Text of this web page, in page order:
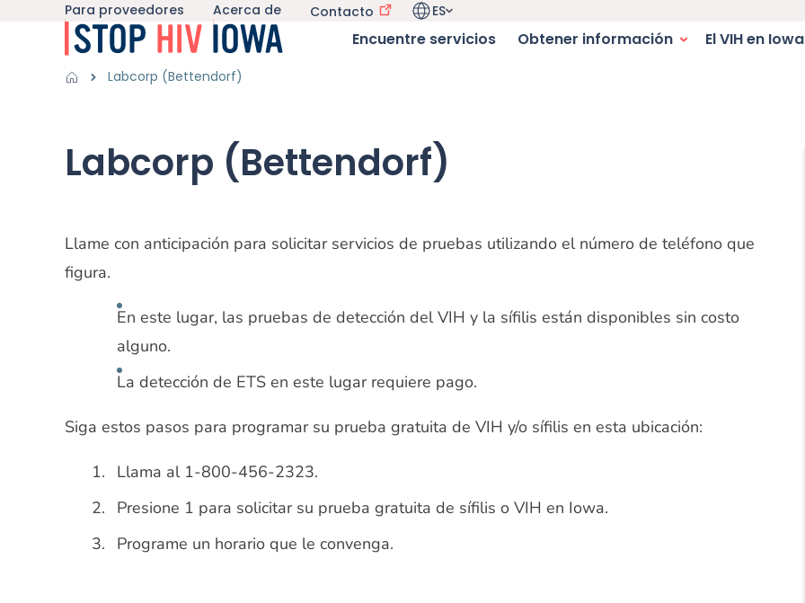
Saltar al contenido principal
Utility navigation
Para proveedores Acerca de Contacto Selector de idioma. Idioma actual:
ES
Main navigation
Encuentre servicios Obtener información
Obtener información sub-navegación El VIH en Iowa
El VIH en Iowa sub-navegación
BreadcrumbsLabcorp (Bettendorf)
Labcorp (Bettendorf)
Llame con anticipación para solicitar servicios de pruebas utilizando el número de teléfono que
figura.
En este lugar, las pruebas de detección del VIH y la sífilis están disponibles sin costo
alguno.
La detección de ETS en este lugar requiere pago.
Siga estos pasos para programar su prueba gratuita de VIH y/o sífilis en esta ubicación:
Llama al 1-800-456-2323.
Presione 1 para solicitar su prueba gratuita de sífilis o VIH en Iowa.
Programe un horario que le convenga.